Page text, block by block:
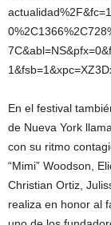
En el festival
de Nueva York
con su ritmo
“Mimi” Woodson,
Christian Ortiz,
realiza en honor al